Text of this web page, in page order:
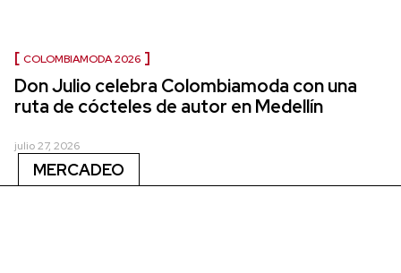
COLOMBIAMODA 2026
Don Julio celebra Colombiamoda con una
ruta de cócteles de autor en Medellín
julio 27, 2026
MERCADEO